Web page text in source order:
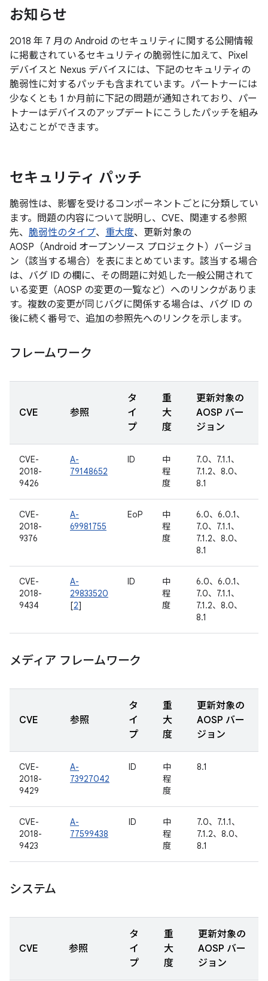
お知らせ
2018 年 7 月の Android のセキュリティに関する公開情報
に掲載されているセキュリティの脆弱性に加えて、Pixel
デバイスと Nexus デバイスには、下記のセキュリティの
脆弱性に対するパッチも含まれています。パートナーには
少なくとも 1 か月前に下記の問題が通知されており、パー
トナーはデバイスのアップデートにこうしたパッチを組み
込むことができます。
セキュリティ パッチ
脆弱性は、影響を受けるコンポーネントごとに分類してい
ます。問題の内容について説明し、CVE、関連する参照
先、 脆弱性のタイプ、 重大度、更新対象の
AOSP（Android オープンソース プロジェクト）バージョ
ン（該当する場合）を表にまとめています。該当する場合
は、バグ ID の欄に、その問題に対処した一般公開されて
いる変更（AOSP の変更の一覧など）へのリンクがありま
す。複数の変更が同じバグに関係する場合は、バグ ID の
後に続く番号で、追加の参照先へのリンクを示します。
フレームワーク
CVE 参照
タ
イ
プ
重
大
度
更新対象の
AOSP バー
ジョン
CVE-
2018-
9426
A-
79148652
ID
中
程
度
7.0、7.1.1、
7.1.2、8.0、
8.1
CVE-
2018-
9376
A-
69981755
EoP
中
程
度
6.0、6.0.1、
7.0、7.1.1、
7.1.2、8.0、
8.1
CVE-
2018-
9434
A-
29833520
[2]
ID
中
程
度
6.0、6.0.1、
7.0、7.1.1、
7.1.2、8.0、
8.1
メディア フレームワーク
CVE 参照
タ
イ
プ
重
大
度
更新対象の
AOSP バー
ジョン
CVE-
2018-
9429
A-
73927042
ID
中
程
度
8.1
CVE-
2018-
9423
A-
77599438
ID
中
程
度
7.0、7.1.1、
7.1.2、8.0、
8.1
システム
CVE 参照
タ
イ
プ
重
大
度
更新対象の
AOSP バー
ジョン